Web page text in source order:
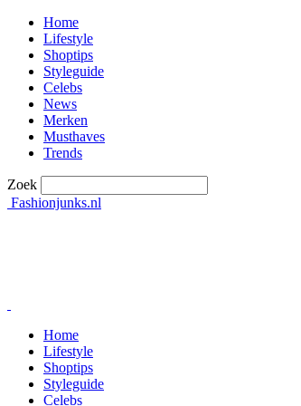
Home
Lifestyle
Shoptips
Styleguide
Celebs
News
Merken
Musthaves
Trends
Zoek
Fashionjunks.nl
Home
Lifestyle
Shoptips
Styleguide
Celebs